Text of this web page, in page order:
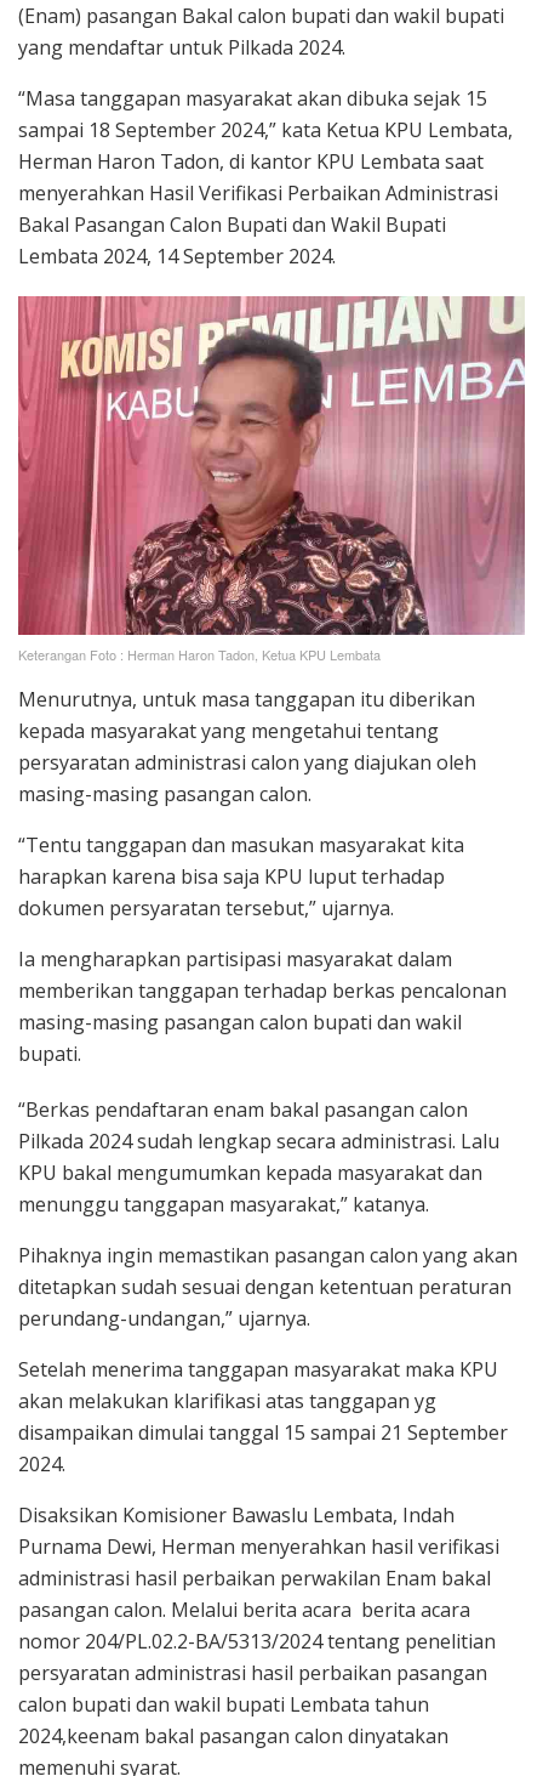
(Enam) pasangan Bakal calon bupati dan wakil bupati
yang mendaftar untuk Pilkada 2024.
“Masa tanggapan masyarakat akan dibuka sejak 15
sampai 18 September 2024,” kata Ketua KPU Lembata,
Herman Haron Tadon, di kantor KPU Lembata saat
menyerahkan Hasil Verifikasi Perbaikan Administrasi
Bakal Pasangan Calon Bupati dan Wakil Bupati
Lembata 2024, 14 September 2024.
Keterangan Foto : Herman Haron Tadon, Ketua KPU Lembata
Menurutnya, untuk masa tanggapan itu diberikan
kepada masyarakat yang mengetahui tentang
persyaratan administrasi calon yang diajukan oleh
masing-masing pasangan calon.
“Tentu tanggapan dan masukan masyarakat kita
harapkan karena bisa saja KPU luput terhadap
dokumen persyaratan tersebut,” ujarnya.
Ia mengharapkan partisipasi masyarakat dalam
memberikan tanggapan terhadap berkas pencalonan
masing-masing pasangan calon bupati dan wakil
bupati.
“Berkas pendaftaran enam bakal pasangan calon
Pilkada 2024 sudah lengkap secara administrasi. Lalu
KPU bakal mengumumkan kepada masyarakat dan
menunggu tanggapan masyarakat,” katanya.
Pihaknya ingin memastikan pasangan calon yang akan
ditetapkan sudah sesuai dengan ketentuan peraturan
perundang-undangan,” ujarnya.
Setelah menerima tanggapan masyarakat maka KPU
akan melakukan klarifikasi atas tanggapan yg
disampaikan dimulai tanggal 15 sampai 21 September
2024.
Disaksikan Komisioner Bawaslu Lembata, Indah
Purnama Dewi, Herman menyerahkan hasil verifikasi
administrasi hasil perbaikan perwakilan Enam bakal
pasangan calon. Melalui berita acara berita acara
nomor 204/PL.02.2-BA/5313/2024 tentang penelitian
persyaratan administrasi hasil perbaikan pasangan
calon bupati dan wakil bupati Lembata tahun
2024,keenam bakal pasangan calon dinyatakan
memenuhi syarat.